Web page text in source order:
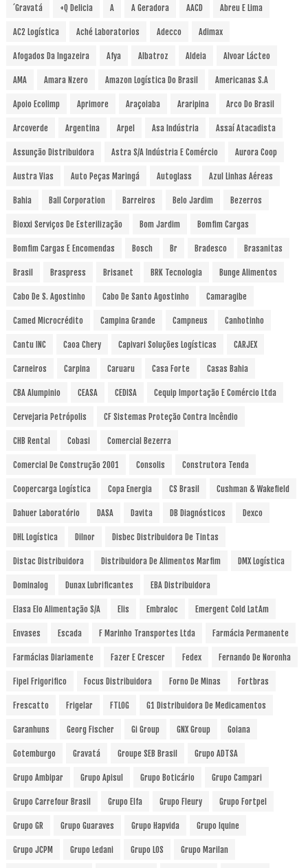
´Gravatá +Q Delicia A A Geradora AACD Abreu E Lima
AC2 Logística Aché Laboratorios Adecco Adimax
Afogados Da Ingazeira Afya Albatroz Aldeia Alvoar Lácteo
AMA Amara Nzero Amazon Logística Do Brasil Americanas S.A
Apoio Ecolimp Aprimore Araçoiaba Araripina Arco Do Brasil
Arcoverde Argentina Arpel Asa Indústria Assaí Atacadista
Assunção Distribuidora Astra S/A Indústria E Comércio Aurora Coop
Austra Vias Auto Peças Maringá Autoglass Azul Linhas Aéreas
Bahia Ball Corporation Barreiros Belo Jardim Bezerros
Bioxxi Serviços De Esterilização Bom Jardim Bomfim Cargas
Bomfim Cargas E Encomendas Bosch Br Bradesco Brasanitas
Brasil Braspress Brisanet BRK Tecnologia Bunge Alimentos
Cabo De S. Agostinho Cabo De Santo Agostinho Camaragibe
Camed Microcrédito Campina Grande Campneus Canhotinho
Cantu INC Caoa Chery Capivari Soluções Logísticas CARJEX
Carneiros Carpina Caruaru Casa Forte Casas Bahia
CBA Alumpinio CEASA CEDISA Cequip Importação E Comércio Ltda
Cervejaria Petrópolis CF Sistemas Proteção Contra Incêndio
CHB Rental Cobasi Comercial Bezerra
Comercial De Construção 2001 Consolis Construtora Tenda
Coopercarga Logística Copa Energia CS Brasil Cushman & Wakefield
Dahuer Laboratório DASA Davita DB Diagnósticos Dexco
DHL Logística Dilnor Disbec Distribuidora De Tintas
Distac Distribuidora Distribuidora De Alimentos Marfim DMX Logística
Dominalog Dunax Lubrificantes EBA Distribuidora
Elasa Elo Alimentação S/A Elis Embraloc Emergent Cold LatAm
Envases Escada F Marinho Transportes Ltda Farmácia Permanente
Farmácias Diariamente Fazer E Crescer Fedex Fernando De Noronha
Fipel Frigorifico Focus Distribuidora Forno De Minas Fortbras
Frescatto Frigelar FTLOG G1 Distribuidora De Medicamentos
Garanhuns Georg Fischer Gi Group GNX Group Goiana
Gotemburgo Gravatá Groupe SEB Brasil Grupo ADTSA
Grupo Ambipar Grupo Apisul Grupo Boticário Grupo Campari
Grupo Carrefour Brasil Grupo Elfa Grupo Fleury Grupo Fortpel
Grupo GR Grupo Guaraves Grupo Hapvida Grupo Iquine
Grupo JCPM Grupo Ledani Grupo LOS Grupo Marilan